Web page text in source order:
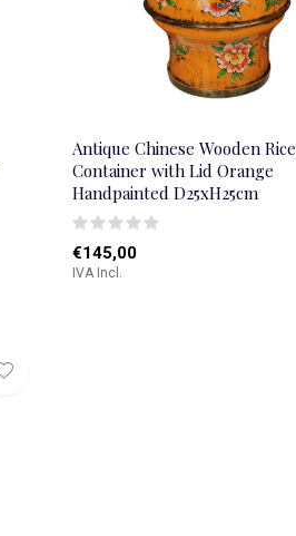
Antique Chinese Wooden Rice
Container with Lid Orange
Handpainted D25xH25cm
€145,00
IVA Incl.